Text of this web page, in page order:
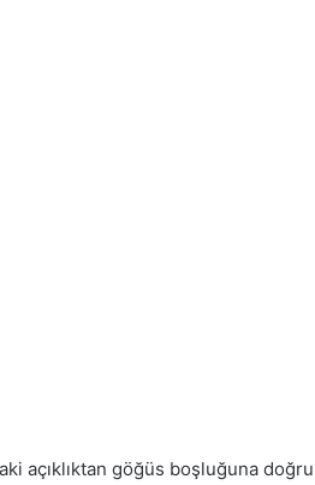
açıklıktan göğüs boşluğuna doğru